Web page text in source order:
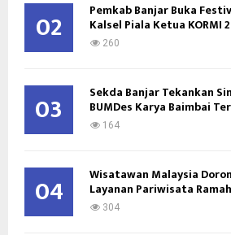
02 Pemkab Banjar Buka
Kalsel Piala Ketua KORMI
260
03 Sekda Banjar Tekankan
BUMDes Karya Baimbai
164
04 Wisatawan Malaysia
Layanan Pariwisata
304